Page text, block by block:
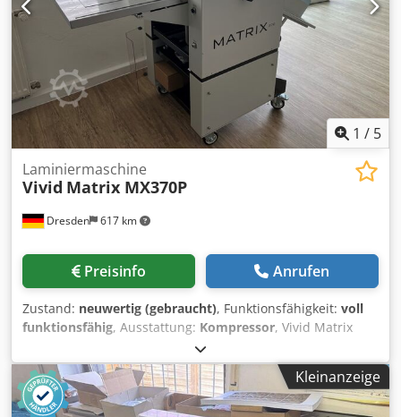
1 / 5
Dresden 617 km
Laminiermaschine
Vivid Matrix MX370P
Preisinfo Anrufen
Zustand: neuwertig (gebraucht), Funktionsfähigkeit: voll
funktionsfähig, Ausstattung: Kompressor, Vivid Matrix
MX370P Laminier/ Sleeking Maschine pneumatische
Druckverstellung der Heizwalze Aufwicklung für Sleeking
Folie Faster Foiling Kit für Sleeking max. Geschwindigkeit
10m/Minute Credpfx Aszbrrgsf Esf max. Bogenbreite
Kleinanzeige